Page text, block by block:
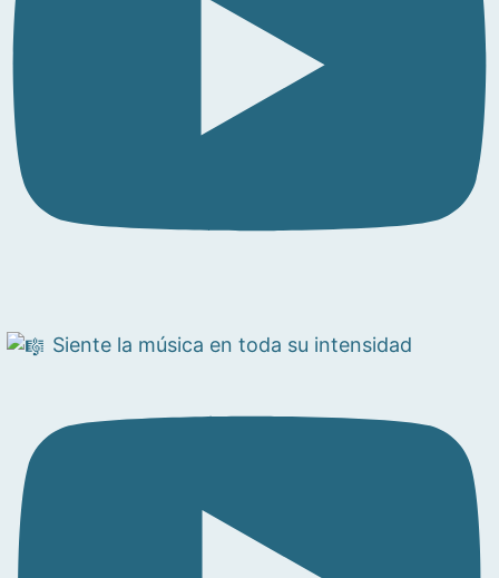
Siente la música en toda su intensidad